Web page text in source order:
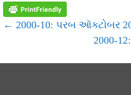
POST
NAVIGATION
← 2000-10: પરબ ઑક્ટોબર
2000-